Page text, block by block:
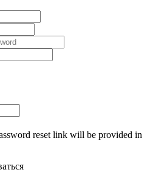
reset link will be provided in